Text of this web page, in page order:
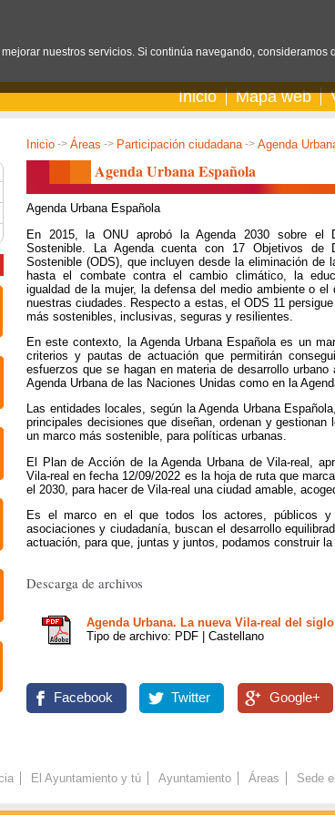
Inicio Mapa web
Inicio -> Áreas -> Participación ciudadana -> Agenda
Agenda Urbana Española
Agenda Urbana Española
En 2015, la ONU aprobó la Agenda 2030 sobre el
Sostenible. La Agenda cuenta con 17 Objetivos de
Sostenible (ODS), que incluyen desde la eliminación de
hasta el combate contra el cambio climático, la
igualdad de la mujer, la defensa del medio ambiente o el
nuestras ciudades. Respecto a estas, el ODS 11
más sostenibles, inclusivas, seguras y resilientes.
En este contexto, la Agenda Urbana Española es un
criterios y pautas de actuación que permitirán
esfuerzos que se hagan en materia de desarrollo
Agenda Urbana de las Naciones Unidas como en la
Las entidades locales, según la Agenda Urbana
principales decisiones que diseñan, ordenan y
un marco más sostenible, para políticas urbanas.
El Plan de Acción de la Agenda Urbana de Vila-real,
Vila-real en fecha 12/09/2022 es la hoja de ruta que
el 2030, para hacer de Vila-real una ciudad amable,
Es el marco en el que todos los actores, públicos y
asociaciones y ciudadanía, buscan el desarrollo
actuación, para que, juntas y juntos, podamos construir la
Descarga de archivos
Agenda Urbana. La nueva Vila-real del siglo
Tipo de archivo: PDF | Castellano
Facebook Twitter Google+
El Ayuntamiento y tú Ayuntamiento Áreas Sede
nuestros servicios. Si continúa navegando, consideramos